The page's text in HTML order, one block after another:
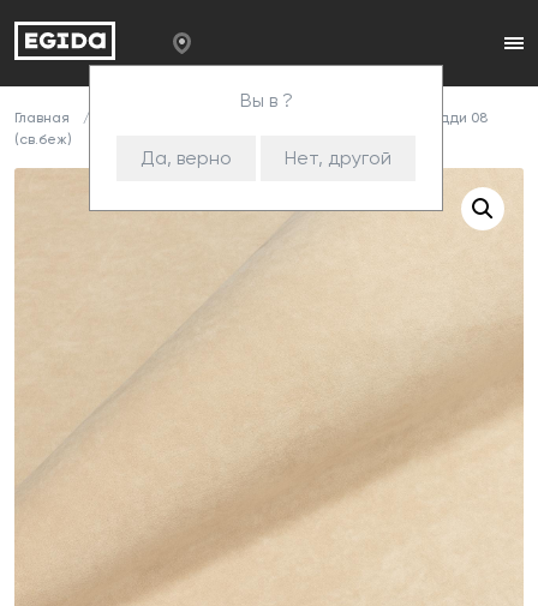
Вы в ?
Да, верно Нет, другой
Главная
Тедди 08
(св.беж)